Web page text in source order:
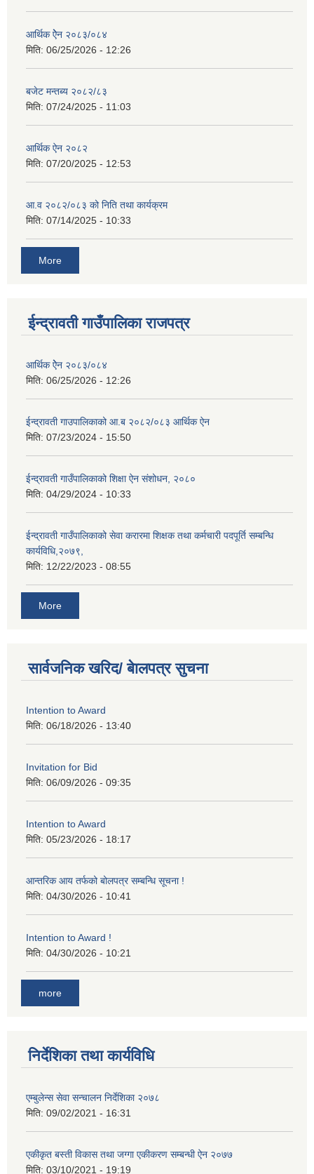
आर्थिक ऐेन २०८३/०८४
मिति: 06/25/2026 - 12:26
बजेट मन्तब्य २०८२/८३
मिति: 07/24/2025 - 11:03
आर्थिक ऐन २०८२
मिति: 07/20/2025 - 12:53
आ.व २०८२/०८३ को निति तथा कार्यक्रम
मिति: 07/14/2025 - 10:33
More
ईन्द्रावती गाउँपालिका राजपत्र
आर्थिक ऐेन २०८३/०८४
मिति: 06/25/2026 - 12:26
ईन्द्रावती गाउपालिकाको आ.ब २०८२/०८३ आर्थिक ऐन
मिति: 07/23/2024 - 15:50
ईन्द्रावती गाउँपालिकाको शिक्षा ऐन संशोधन, २०८०
मिति: 04/29/2024 - 10:33
ईन्द्रावती गाउँपालिकाको सेवा करारमा शिक्षक तथा कर्मचारी पदपूर्ति सम्बन्धि
कार्यविधि,२०७९,
मिति: 12/22/2023 - 08:55
More
सार्वजनिक खरिद/ बेालपत्र सुचना
Intention to Award
मिति: 06/18/2026 - 13:40
Invitation for Bid
मिति: 06/09/2026 - 09:35
Intention to Award
मिति: 05/23/2026 - 18:17
आन्तरिक आय तर्फको बोलपत्र सम्बन्धि सूचना !
मिति: 04/30/2026 - 10:41
Intention to Award !
मिति: 04/30/2026 - 10:21
more
निर्देशिका तथा कार्यविधि
एम्बुलेन्स सेवा सन्चालन निर्देशिका २०७८
मिति: 09/02/2021 - 16:31
एकीकृत बस्ती विकास तथा जग्गा एकीकरण सम्बन्धी ऐन २०७७
मिति: 03/10/2021 - 19:19